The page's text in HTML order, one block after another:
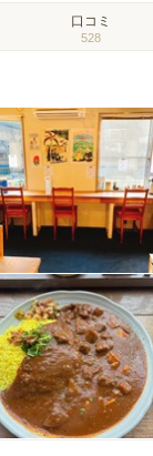
口コミ
528